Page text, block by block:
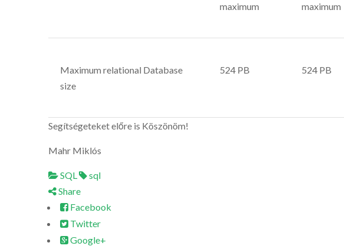
maximum
maximum
Maximum relational Database
size
524 PB 524 PB
Segítségeteket előre is Köszönöm!
Mahr Miklós
SQL
sql
Share
Facebook
Twitter
Google+